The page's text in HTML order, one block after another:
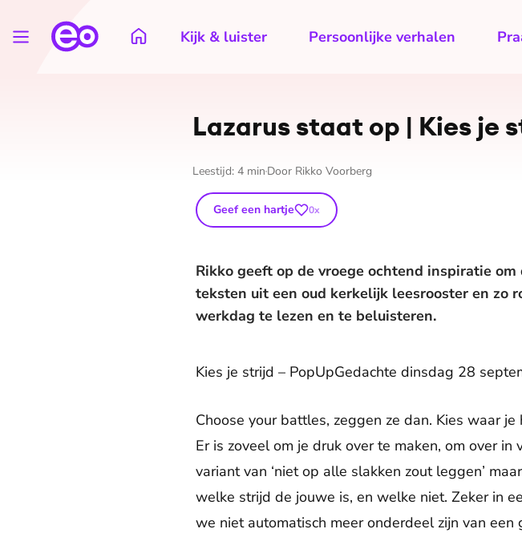
Kijk & luister Persoonlijke verhalen
Lazarus staat op | Kies je
Leestijd: 4 min Door Rikko Voorberg
Geef een hartje 0x
Rikko geeft op de vroege ochtend inspiratie
teksten uit een oud kerkelijk leesrooster en zo
werkdag te lezen en te beluisteren.
Kies je strijd – PopUpGedachte dinsdag 28
Choose your battles, zeggen ze dan. Kies waar
Er is zoveel om je druk over te maken, om over
variant van ‘niet op alle slakken zout leggen’
welke strijd de jouwe is, en welke niet. Zeker in
we niet automatisch meer onderdeel zijn van